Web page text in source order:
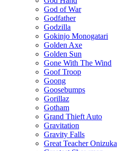
God of War
Godfather
Godzilla
Gokinjo Monogatari
Golden Axe
Golden Sun
Gone With The Wind
Goof Troop
Goong
Goosebumps
Gorillaz
Gotham
Grand Thieft Auto
Gravitation
Gravity Falls
Great Teacher Onizuka